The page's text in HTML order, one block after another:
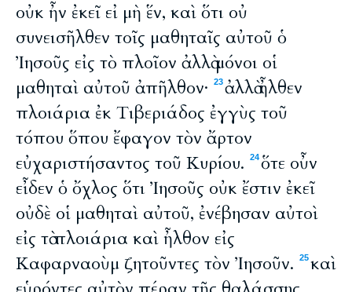
οὐκ ἦν ἐκεῖ εἰ μὴ ἕν, καὶ ὅτι οὐ
συνεισῆλθεν τοῖς μαθηταῖς αὐτοῦ ὁ
Ἰησοῦς εἰς τὸ πλοῖον ἀλλὰ μόνοι οἱ
μαθηταὶ αὐτοῦ ἀπῆλθον·
23ἀλλὰ ἦλθεν
πλοιάρια ἐκ Τιβεριάδος ἐγγὺς τοῦ
τόπου ὅπου ἔφαγον τὸν ἄρτον
εὐχαριστήσαντος τοῦ Κυρίου.
24ὅτε οὖν
εἶδεν ὁ ὄχλος ὅτι Ἰησοῦς οὐκ ἔστιν ἐκεῖ
οὐδὲ οἱ μαθηταὶ αὐτοῦ, ἐνέβησαν αὐτοὶ
εἰς τὰ πλοιάρια καὶ ἦλθον εἰς
Καφαρναοὺμ ζητοῦντες τὸν Ἰησοῦν.
25καὶ